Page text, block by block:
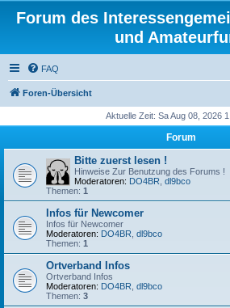
Forum des
und
FAQ
Foren-Übersicht
Aktuelle Zeit: Sa Aug 08, 2026
Forum
Bitte zuerst lesen !
Hinweise Zur Benutzung des Forums !
Moderatoren: DO4BR dl9bco
Themen: 1
Infos für Newcomer
Infos für Newcomer
Moderatoren: DO4BR dl9bco
Themen: 1
Ortverband Infos
Ortverband Infos
Moderatoren: DO4BR dl9bco
Themen: 3